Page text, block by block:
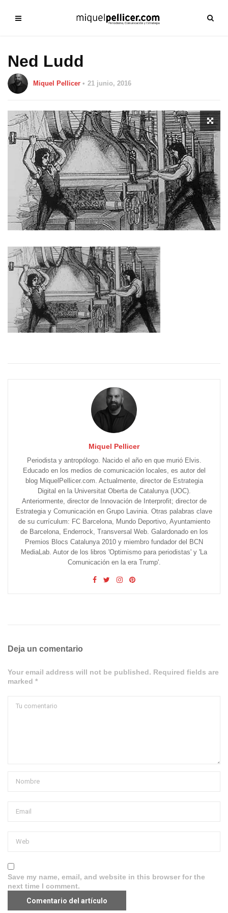
Ned Ludd
Miquel Pellicer 21 junio, 2016
Miquel Pellicer
Periodista y antropólogo. Nacido el año en que murió Elvis.
Educado en los medios de comunicación locales, es autor del
blog MiquelPellicer.com. Actualmente, director de Estrategia
Digital en la Universitat Oberta de Catalunya (UOC).
Anteriormente, director de Innovación de Interprofit; director de
Estrategia y Comunicación en Grupo Lavinia. Otras palabras clave
de su currículum: FC Barcelona, Mundo Deportivo, Ayuntamiento
de Barcelona, Enderrock, Transversal Web. Galardonado en los
Premios Blocs Catalunya 2010 y miembro fundador del BCN
MediaLab. Autor de los libros 'Optimismo para periodistas' y 'La
Comunicación en la era Trump'.
Deja un comentario
Your email address will not be published. Required fields are
marked *
Save my name, email, and website in this browser for the
next time I comment.